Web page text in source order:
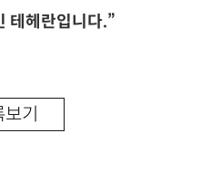
테헤란입니다.”
기